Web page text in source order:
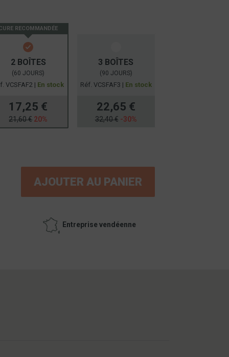
RECOMMANDÉE
2 BOÎTES
(60 JOURS)
VCSFAF2 | En stock
17,25 €
21,60 € 20%
3 BOÎTES
(90 JOURS)
Réf. VCSFAF3 | En stock
22,65 €
32,40 €-30%
AJOUTER AU PANIER
Entreprise vendéenne